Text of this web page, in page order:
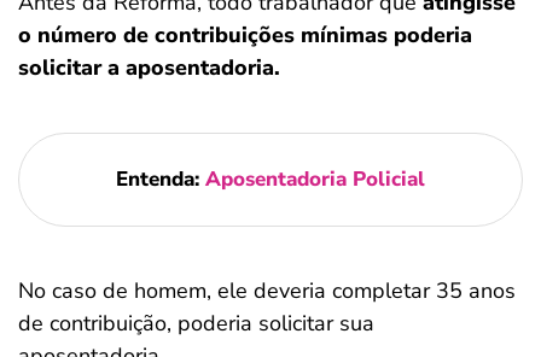
o número de contribuições mínimas poderia
solicitar a aposentadoria.
Entenda: Aposentadoria Policial
No caso de homem, ele deveria completar 35 anos
de contribuição, poderia solicitar sua